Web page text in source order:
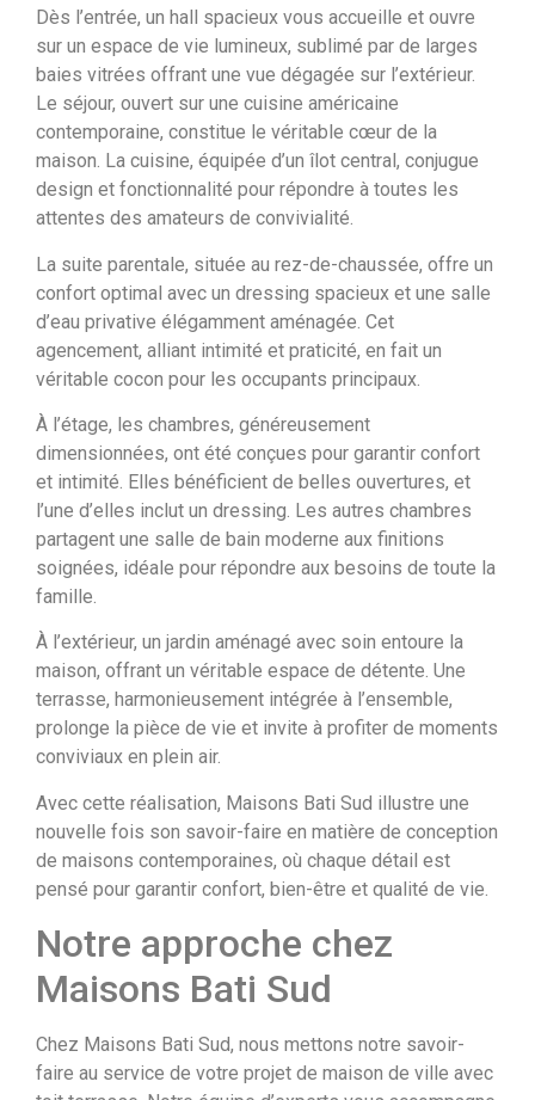
Dès l’entrée, un hall spacieux vous accueille et ouvre
sur un espace de vie lumineux, sublimé par de larges
baies vitrées offrant une vue dégagée sur l’extérieur.
Le séjour, ouvert sur une cuisine américaine
contemporaine, constitue le véritable cœur de la
maison. La cuisine, équipée d’un îlot central, conjugue
design et fonctionnalité pour répondre à toutes les
attentes des amateurs de convivialité.
La suite parentale, située au rez-de-chaussée, offre un
confort optimal avec un dressing spacieux et une salle
d’eau privative élégamment aménagée. Cet
agencement, alliant intimité et praticité, en fait un
véritable cocon pour les occupants principaux.
À l’étage, les chambres, généreusement
dimensionnées, ont été conçues pour garantir confort
et intimité. Elles bénéficient de belles ouvertures, et
l’une d’elles inclut un dressing. Les autres chambres
partagent une salle de bain moderne aux finitions
soignées, idéale pour répondre aux besoins de toute la
famille.
À l’extérieur, un jardin aménagé avec soin entoure la
maison, offrant un véritable espace de détente. Une
terrasse, harmonieusement intégrée à l’ensemble,
prolonge la pièce de vie et invite à profiter de moments
conviviaux en plein air.
Avec cette réalisation, Maisons Bati Sud illustre une
nouvelle fois son savoir-faire en matière de conception
de maisons contemporaines, où chaque détail est
pensé pour garantir confort, bien-être et qualité de vie.
Notre approche chez
Maisons Bati Sud
Chez Maisons Bati Sud, nous mettons notre savoir-
faire au service de votre projet de maison de ville avec